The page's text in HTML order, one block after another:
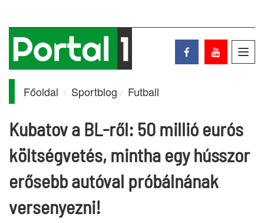
Főoldal Sportblog Futball
Kubatov a BL-ről: 50 millió eurós
költségvetés, mintha egy hússzor
erősebb autóval próbálnának
versenyezni!